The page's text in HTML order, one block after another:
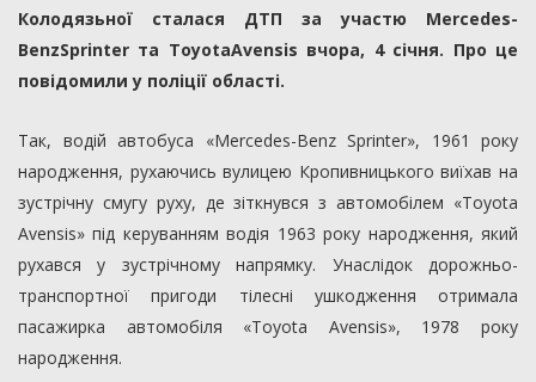
Колодязьної сталася ДТП за участю Mercedes-
BenzSprinter та ToyotaAvensis вчора, 4 січня. Про це
повідомили у поліції області.
Так, водій автобуса «Mercedes-Benz Sprinter», 1961 року
народження, рухаючись вулицею Кропивницького виїхав на
зустрічну смугу руху, де зіткнувся з автомобілем «Toyota
Avensis» під керуванням водія 1963 року народження, який
рухався у зустрічному напрямку. Унаслідок дорожньо-
транспортної пригоди тілесні ушкодження отримала
пасажирка автомобіля «Toyota Avensis», 1978 року
народження.